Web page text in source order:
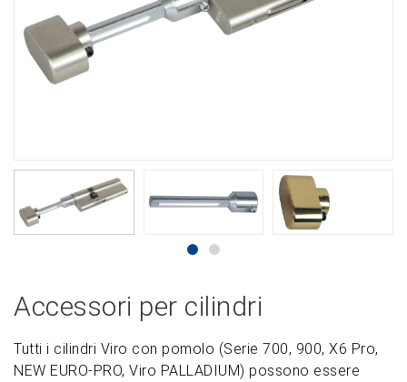
Accessori per cilindri
Tutti i cilindri Viro con pomolo (Serie 700, 900, X6 Pro,
NEW EURO-PRO, Viro PALLADIUM) possono essere